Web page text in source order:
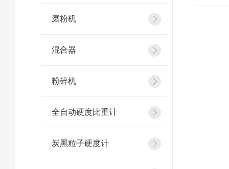
磨粉机
混合器
粉碎机
全自动硬度比重计
炭黑粒子硬度计